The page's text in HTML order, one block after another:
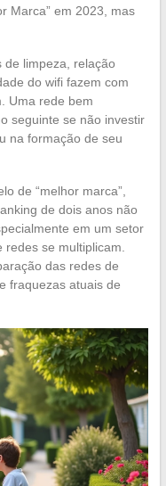
Marca” em 2023, mas
de limpeza, relação
do wifi fazem com
Uma rede bem
seguinte se não investir
na formação de seu
de “melhor marca”,
de dois anos não
em um setor
se multiplicam.
das redes de
fraquezas atuais de